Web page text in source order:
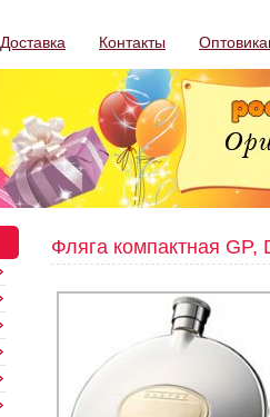
Доставка Контакты
Фляга компактная GP,